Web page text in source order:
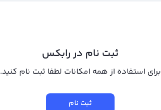
ثبت نام در رابکس
برای استفاده از همه امکانات لطفا ثبت نام کنید.
ثبت نام